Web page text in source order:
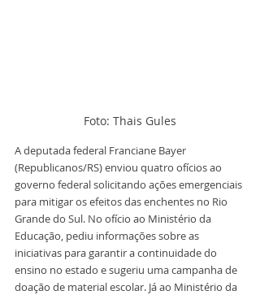
Foto: Thais Gules
A deputada federal Franciane Bayer
(Republicanos/RS) enviou quatro ofícios ao
governo federal solicitando ações emergenciais
para mitigar os efeitos das enchentes no Rio
Grande do Sul. No ofício ao Ministério da
Educação, pediu informações sobre as
iniciativas para garantir a continuidade do
ensino no estado e sugeriu uma campanha de
doação de material escolar. Já ao Ministério da